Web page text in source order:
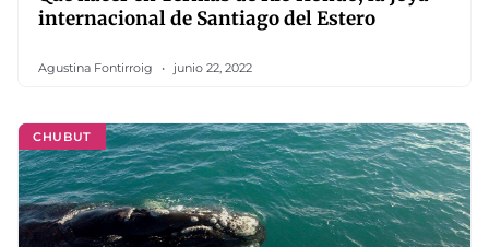
internacional de Santiago del Estero
Agustina Fontirroig junio 22, 2022
CHUBUT